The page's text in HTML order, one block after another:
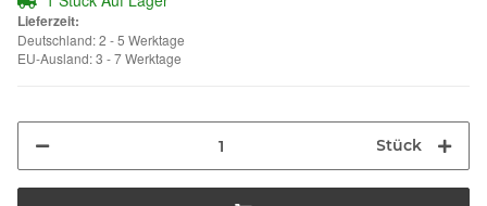
Lieferzeit:
Deutschland: 2 - 5 Werktage
EU-Ausland: 3 - 7 Werktage
Stück